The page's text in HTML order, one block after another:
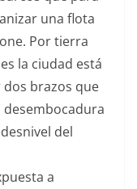
una flota
Por tierra
la ciudad está
brazos que
desembocadura
del
a